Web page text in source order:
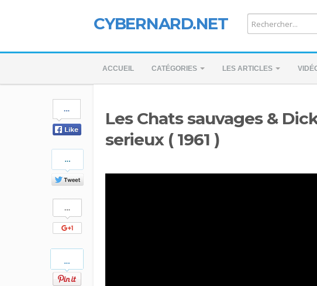
CYBERNARD.NET
ACCUEIL CATÉGORIES LES ARTICLES
on
Facebook
Share
on
Twitter
Share
on
Google+
Pinterest
Les Chats sauvages &
serieux ( 1961 )